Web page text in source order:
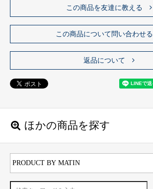
この商品を友達に教える
この商品について問い合わせる
返品について
ほかの商品を探す